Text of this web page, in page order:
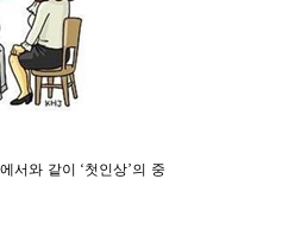
서와 같이 ‘첫인상’의 중